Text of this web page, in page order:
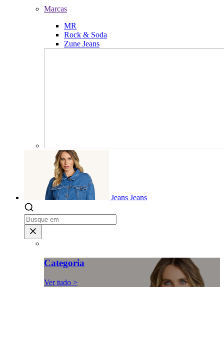
Marcas
MR
Rock & Soda
Zune Jeans
Jeans Jeans
Categoria
Ver tudo >